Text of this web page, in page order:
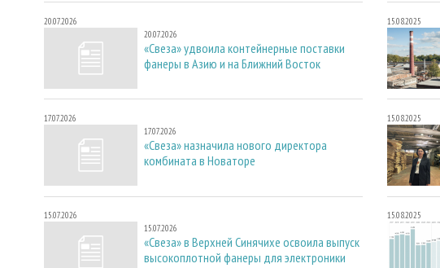
20.07.2026
20.07.2026
«Свеза» удвоила контейнерные поставки
фанеры в Азию и на Ближний Восток
17.07.2026
17.07.2026
«Свеза» назначила нового директора
комбината в Новаторе
15.07.2026
15.07.2026
«Свеза» в Верхней Синячихе освоила выпуск
высокоплотной фанеры для электроники
15.08.2025
15.08.2025
15.08.2025